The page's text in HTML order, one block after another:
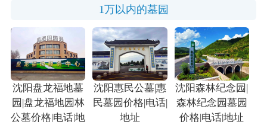
1万以内的墓园
沈阳盘龙福地墓
园|盘龙福地园林
公墓价格|电话|地
沈阳惠民公墓|惠
民墓园价格|电话|
地址
沈阳森林纪念园|
森林纪念园墓园
价格|电话|地址